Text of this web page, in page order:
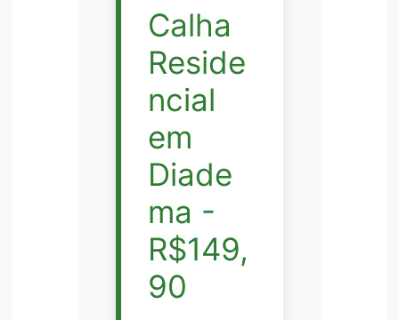
Calha
Reside
ncial
em
Diade
ma -
R$149,
90